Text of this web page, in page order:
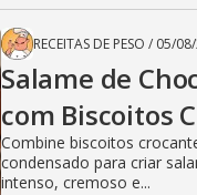
RECEITAS DE PESO / 05/
Salame de
com Biscoitos
Combine biscoitos
condensado para criar
intenso, cremoso e...